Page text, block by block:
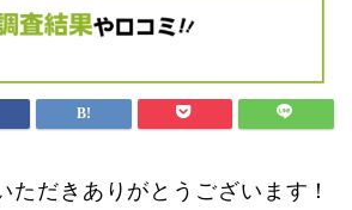
ただきありがとうございます！